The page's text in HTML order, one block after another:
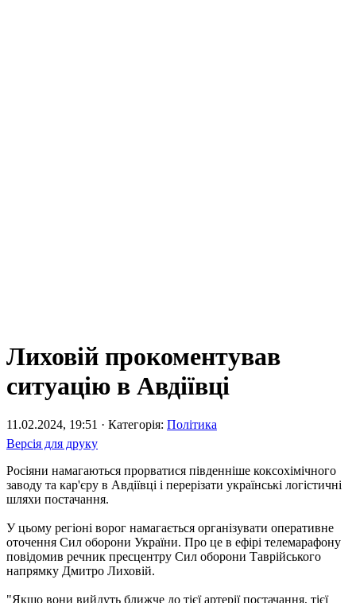
Лиховій прокоментував
ситуацію в Авдіївці
11.02.2024, 19:51 · Категорія: Політика
Версія для друку
Росіяни намагаються прорватися південніше коксохімічного
заводу та кар'єру в Авдіївці і перерізати українські логістичні
шляхи постачання.
У цьому регіоні ворог намагається організувати оперативне
оточення Сил оборони України. Про це в ефірі телемарафону
повідомив речник пресцентру Сил оборони Таврійського
напрямку Дмитро Лиховій.
"Якщо вони вийдуть ближче до тієї артерії постачання, тієї